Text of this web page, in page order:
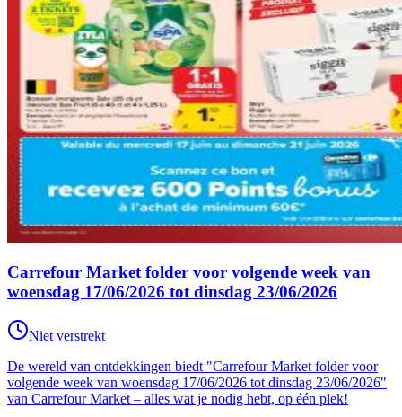
Carrefour Market folder voor volgende week van
woensdag 17/06/2026 tot dinsdag 23/06/2026
Niet verstrekt
De wereld van ontdekkingen biedt "Carrefour Market folder voor
volgende week van woensdag 17/06/2026 tot dinsdag 23/06/2026"
van Carrefour Market – alles wat je nodig hebt, op één plek!